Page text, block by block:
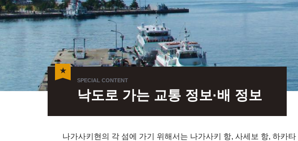
낙도로 가는 교통 정보·배 정보
나가사키현의 각 섬에 가기 위해서는 나가사키 항, 사세보 항, 하카